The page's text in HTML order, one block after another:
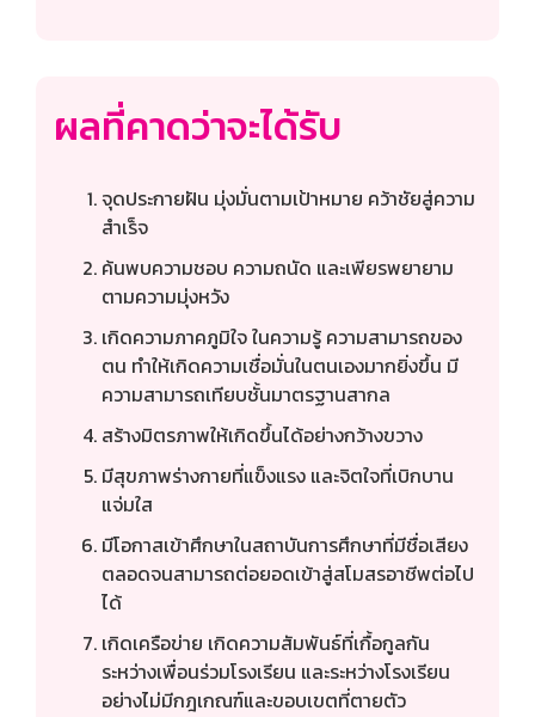
ผลที่คาดว่าจะได้รับ
จุดประกายฝัน มุ่งมั่นตามเป้าหมาย คว้าชัยสู่ความ
สำเร็จ
ค้นพบความชอบ ความถนัด และเพียรพยายาม
ตามความมุ่งหวัง
เกิดความภาคภูมิใจ ในความรู้ ความสามารถของ
ตน ทำให้เกิดความเชื่อมั่นในตนเองมากยิ่งขึ้น มี
ความสามารถเทียบชั้นมาตรฐานสากล
สร้างมิตรภาพให้เกิดขึ้นได้อย่างกว้างขวาง
มีสุขภาพร่างกายที่แข็งแรง และจิตใจที่เบิกบาน
แจ่มใส
มีโอกาสเข้าศึกษาในสถาบันการศึกษาที่มีชื่อเสียง
ตลอดจนสามารถต่อยอดเข้าสู่สโมสรอาชีพต่อไป
ได้
เกิดเครือข่าย เกิดความสัมพันธ์ที่เกื้อกูลกัน
ระหว่างเพื่อนร่วมโรงเรียน และระหว่างโรงเรียน
อย่างไม่มีกฎเกณฑ์และขอบเขตที่ตายตัว